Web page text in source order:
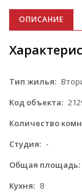
ОПИСАНИЕ
Тип жилья:
Код объекта:
Количество
Студия: -
Общая площадь:
Кухня: 8